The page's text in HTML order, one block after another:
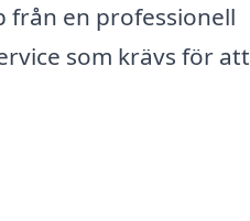
från en professionell
som krävs för att